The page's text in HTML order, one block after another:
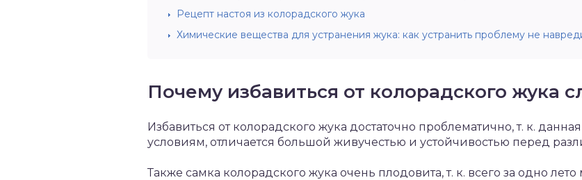
Рецепт настоя из колорадского жука
Химические вещества для устранения жука: как устранить проблему не
Почему избавиться от колорадского жука
Избавиться от колорадского жука достаточно проблематично, т. к.
условиям, отличается большой живучестью и устойчивостью перед
Также самка колорадского жука очень плодовита, т. к. всего за одно